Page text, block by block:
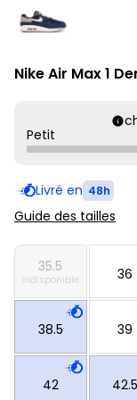
Nike Air Max 1
Petit
Livré en 48h
Guide des tailles
35.5
Indisponible 36
38.5 39
42 42.5